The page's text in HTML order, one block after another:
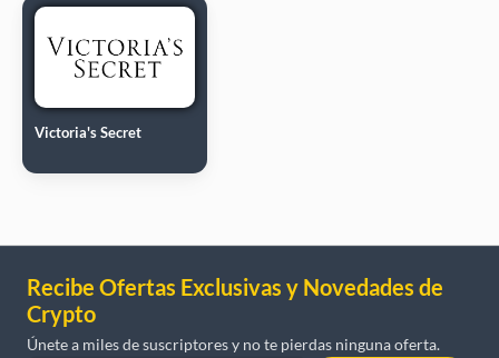
Victoria's Secret
Recibe Ofertas Exclusivas y Novedades de
Crypto
Únete a miles de suscriptores y no te pierdas ninguna oferta.